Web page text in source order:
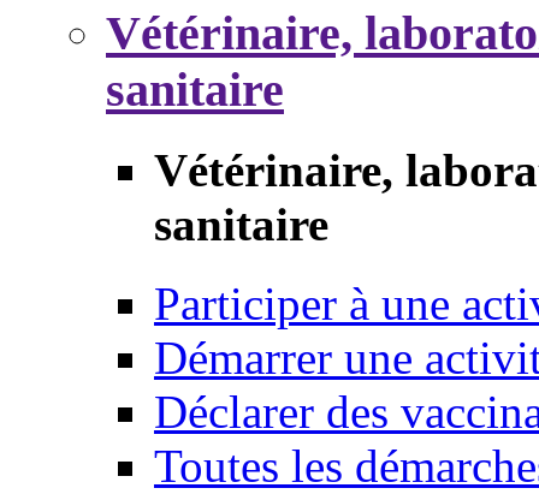
Vétérinaire,
sanitaire
Vétérinaire,
sanitaire
Participer à une
Démarrer une
Déclarer des
Toutes les